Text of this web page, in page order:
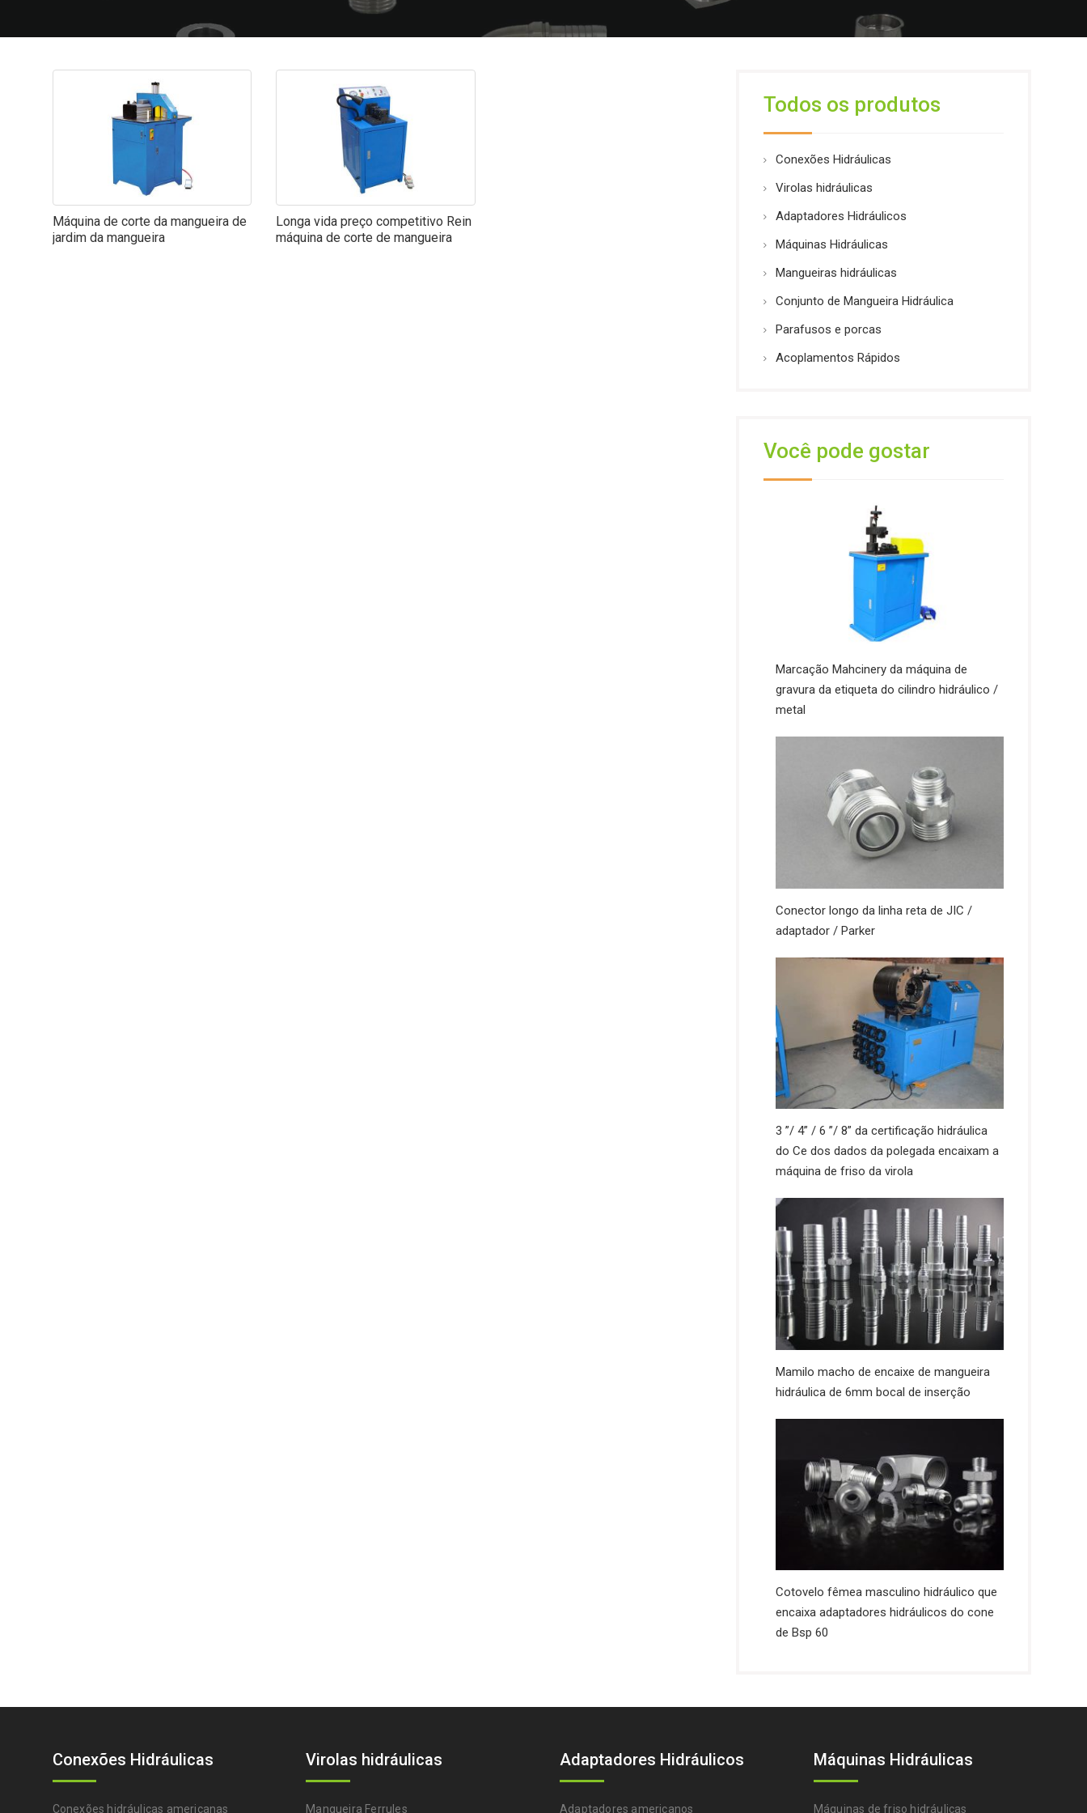
Máquina de corte da mangueira de
jardim da mangueira
Longa vida preço competitivo Rein
máquina de corte de mangueira
Todos os produtos
Conexões Hidráulicas
Virolas hidráulicas
Adaptadores Hidráulicos
Máquinas Hidráulicas
Mangueiras hidráulicas
Conjunto de Mangueira Hidráulica
Parafusos e porcas
Acoplamentos Rápidos
Você pode gostar
Marcação Mahcinery da máquina de
gravura da etiqueta do cilindro hidráulico /
metal
Conector longo da linha reta de JIC /
adaptador / Parker
3 ”/ 4” / 6 ”/ 8” da certificação hidráulica
do Ce dos dados da polegada encaixam a
máquina de friso da virola
Mamilo macho de encaixe de mangueira
hidráulica de 6mm bocal de inserção
Cotovelo fêmea masculino hidráulico que
encaixa adaptadores hidráulicos do cone
de Bsp 60
Conexões Hidráulicas
Conexões hidráulicas americanas
Virolas hidráulicas
Mangueira Ferrules
Adaptadores Hidráulicos
Adaptadores americanos
Máquinas Hidráulicas
Máquinas de friso hidráulicas